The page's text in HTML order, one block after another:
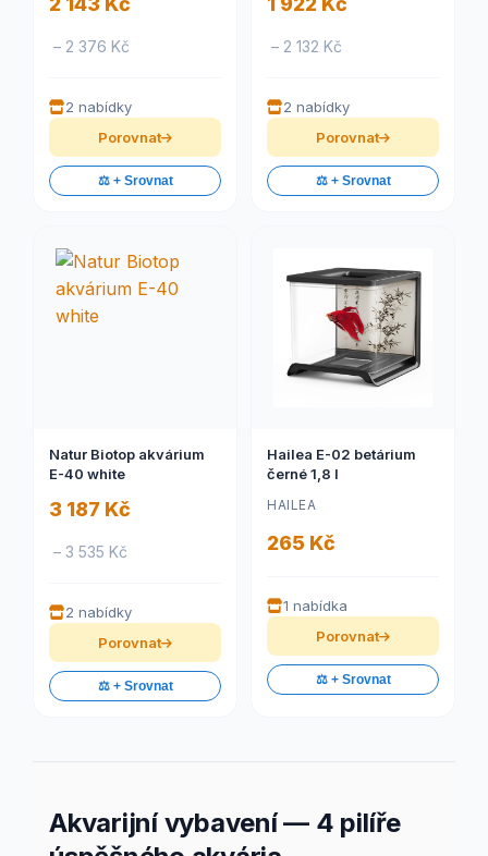
– 2 376 Kč
2 nabídky
Porovnat
⚖️ + Srovnat
– 2 132 Kč
2 nabídky
Porovnat
⚖️ + Srovnat
Natur Biotop akvárium
E-40 white
3 187 Kč
– 3 535 Kč
2 nabídky
Porovnat
⚖️ + Srovnat
Hailea E-02 betárium
černé 1,8 l
HAILEA
265 Kč
1 nabídka
Porovnat
⚖️ + Srovnat
Akvarijní vybavení — 4 pilíře